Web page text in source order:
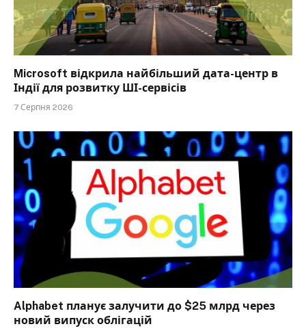
Microsoft відкрила найбільший дата-центр в
Індії для розвитку ШІ-сервісів
7 Серпня 2026
Alphabet планує залучити до $25 млрд через
новий випуск облігацій